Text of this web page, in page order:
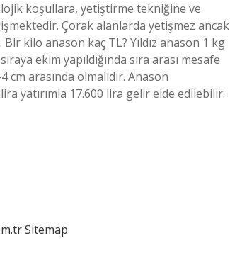
koşullara, yetiştirme tekniğine ve
Çorak alanlarda yetişmez ancak
kilo anason kaç TL? Yıldız anason 1 kg
ekim yapıldığında sıra arası mesafe
arasında olmalıdır. Anason
yatırımla 17.600 lira gelir elde edilebilir.
Sitemap